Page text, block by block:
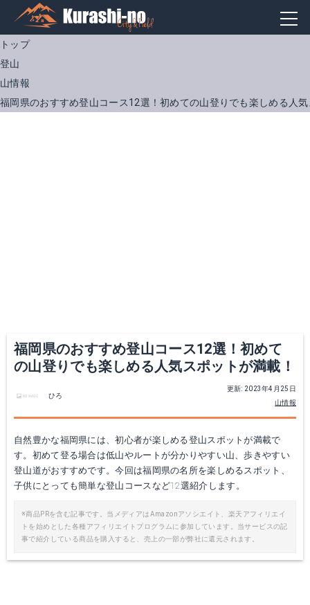
トップ
登山
山情報
福岡県のおすすめ登山コース12選！初めての山登りでも楽しめる人
福岡県のおすすめ登山コース12選！初めて
の山登りでも楽しめる人気スポットが満載！
更新: 2023年4月25日
山情報
ひろ
自然豊かな福岡県には、初心者が楽しめる登山スポットが満載で
す。初めて登る場合は低山やルートが分かりやすい山、歩きやすい
登山道がおすすめです。今回は福岡県の名所を楽しめるスポット、
子供にとっても簡単な登山コースなど12選紹介します。
※商品PRを含む記事です。当メディアはAmazonアソシエイト、楽天アフィリエイ
トを始めとした各種アフィリエイトプログラムに参加しています。当サービスの記
事で紹介している商品を購入すると、売上の一部が弊社に還元されます。